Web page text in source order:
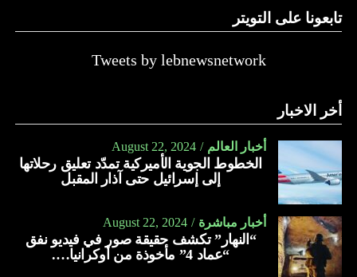
تابعونا على التويتر
Tweets by lebnewsnetwork
أخر الاخبار
أخبار العالم August 22, 2024
الخطوط الجوية الأميركية تمدّد تعليق رحلاتها
إلى إسرائيل حتى آذار المقبل
أخبار مباشرة August 22, 2024
“النهار” تكشف حقيقة صور في فيديو نفق
“عماد 4” مأخوذة من أوكرانيا….